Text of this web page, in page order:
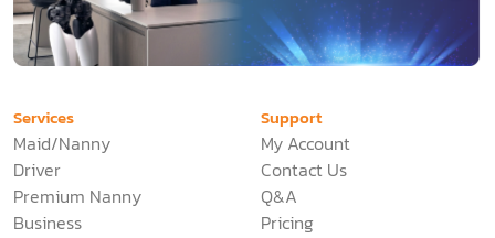
Services
Maid/Nanny
Driver
Premium Nanny
Business
Support
My Account
Contact Us
Q&A
Pricing